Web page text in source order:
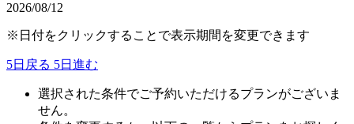
2026/08/12
※日付をクリックすることで表示期間を変更できます
5日戻る 5日進む
選択された条件でご予約いただけるプランがございま
せん。